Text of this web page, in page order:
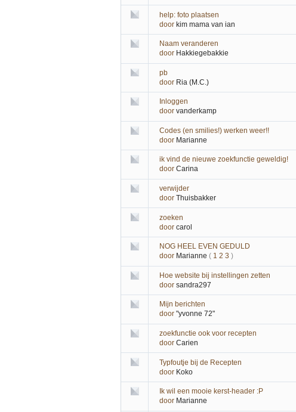
help: foto plaatsen
door kim mama van ian
Naam veranderen
door Hakkiegebakkie
pb
door Ria (M.C.)
Inloggen
door vanderkamp
Codes (en smilies!) werken weer!!
door Marianne
ik vind de nieuwe zoekfunctie geweldig!
door Carina
verwijder
door Thuisbakker
zoeken
door carol
NOG HEEL EVEN GEDULD
door Marianne ( 1 2 3 )
Hoe website bij instellingen zetten
door sandra297
Mijn berichten
door "yvonne 72"
zoekfunctie ook voor recepten
door Carien
Typfoutje bij de Recepten
door Koko
Ik wil een mooie kerst-header :P
door Marianne